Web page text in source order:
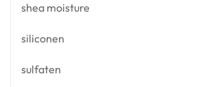
shea moisture
siliconen
sulfaten